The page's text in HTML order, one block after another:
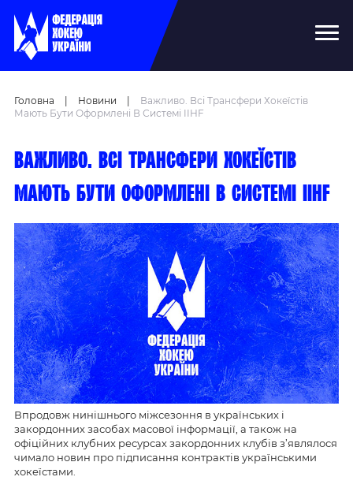
Головна Новини
Важливо. Всі Трансфери Хокеїстів
Мають Бути Оформлені В Системі IIHF
Важливо. Всі трансфери хокеїстів
мають бути оформлені в системі IIHF
Впродовж нинішнього міжсезоння в українських і
закордонних засобах масової інформації, а також на
офіційних клубних ресурсах закордонних клубів з’являлося
чимало новин про підписання контрактів українськими
хокеїстами.